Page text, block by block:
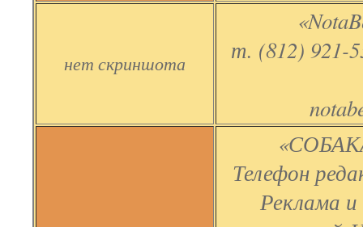
нет скриншота
т. (812) 921-
Телефон
Реклама